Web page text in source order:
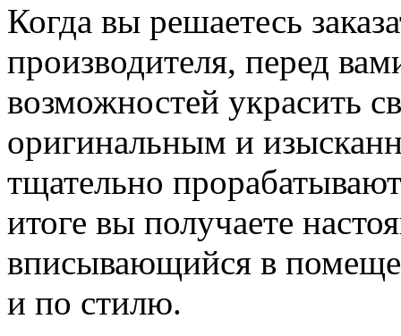
Когда вы решаетесь
производителя, перед
возможностей украсить
оригинальным и
тщательно
итоге вы получаете
вписывающийся в
и по стилю.